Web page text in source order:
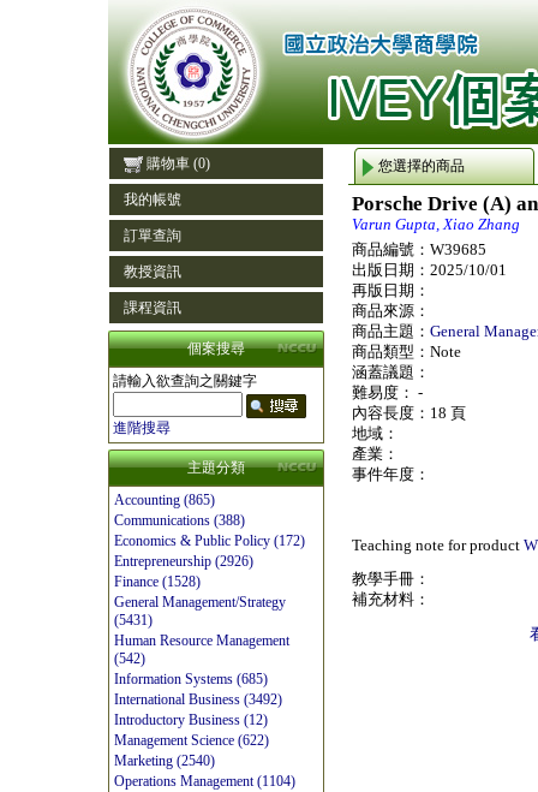
購物車 (0)
我的帳號
訂單查詢
教授資訊
課程資訊
個案搜尋
請輸入欲查詢之關鍵字
進階搜尋
主題分類
Accounting (865)
Communications (388)
Economics & Public Policy (172)
Entrepreneurship (2926)
Finance (1528)
General Management/Strategy
(5431)
Human Resource Management
(542)
Information Systems (685)
International Business (3492)
Introductory Business (12)
Management Science (622)
Marketing (2540)
Operations Management (1104)
您選擇的商品
Porsche Drive (A)
Varun Gupta, Xiao Zhang
商品編號： W39685
出版日期： 2025/10/01
再版日期：
商品來源：
商品主題： General
商品類型： Note
涵蓋議題：
難易度： -
內容長度： 18 頁
地域：
產業：
事件年度：
Teaching note for product
教學手冊：
補充材料：